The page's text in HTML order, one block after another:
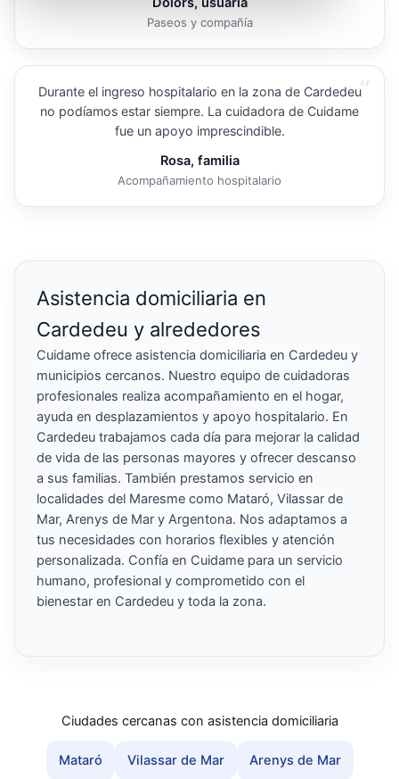
Paseos y compañía
“
Durante el ingreso hospitalario en la zona de Cardedeu
no podíamos estar siempre. La cuidadora de Cuidame
fue un apoyo imprescindible.
Rosa, familia
Acompañamiento hospitalario
Asistencia domiciliaria en
Cardedeu y alrededores
Cuidame ofrece asistencia domiciliaria en Cardedeu y
municipios cercanos. Nuestro equipo de cuidadoras
profesionales realiza acompañamiento en el hogar,
ayuda en desplazamientos y apoyo hospitalario. En
Cardedeu trabajamos cada día para mejorar la calidad
de vida de las personas mayores y ofrecer descanso
a sus familias. También prestamos servicio en
localidades del Maresme como Mataró, Vilassar de
Mar, Arenys de Mar y Argentona. Nos adaptamos a
tus necesidades con horarios flexibles y atención
personalizada. Confía en Cuidame para un servicio
humano, profesional y comprometido con el
bienestar en Cardedeu y toda la zona.
Ciudades cercanas con asistencia domiciliaria
Mataró Vilassar de Mar Arenys de Mar